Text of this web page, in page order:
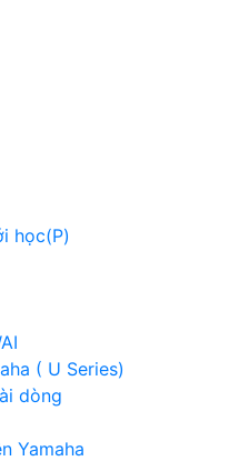
học(P)
( U Series)
dòng
Yamaha